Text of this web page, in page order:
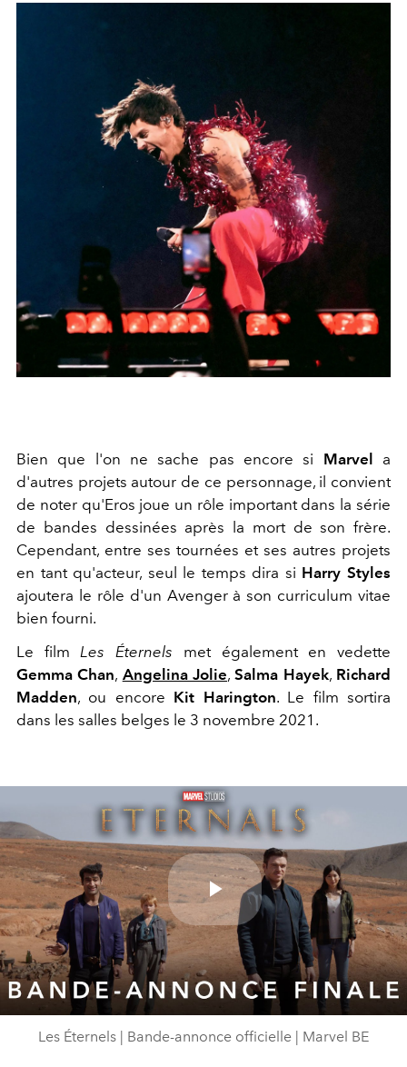
Bien que l'on ne sache pas encore si Marvel a
d'autres projets autour de ce personnage, il convient
de noter qu'Eros joue un rôle important dans la série
de bandes dessinées après la mort de son frère.
Cependant, entre ses tournées et ses autres projets
en tant qu'acteur, seul le temps dira si Harry Styles
ajoutera le rôle d'un Avenger à son curriculum vitae
bien fourni.
Le film Les Éternels met également en vedette
Gemma Chan, Angelina Jolie,Salma Hayek, Richard
Madden, ou encore Kit Harington. Le film sortira
dans les salles belges le 3 novembre 2021.
Play
Video
Les Éternels | Bande-annonce officielle | Marvel BE